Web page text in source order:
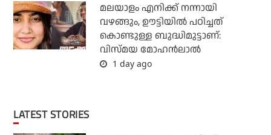
മലയാളം എനിക്ക് നന്നായി
വഴങ്ങും, ഊട്ടിയില്‍ പഠിച്ചത്
കൊണ്ടുള്ള ബുദ്ധിമുട്ടാണ്:
വിസ്മയ മോഹന്‍ലാല്‍
1 day ago
LATEST STORIES